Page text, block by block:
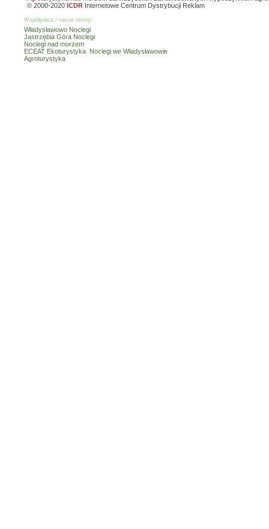
© 2000-2020 ICDR Internetowe Centrum Dystrybucji Reklam
Współpraca / nasze strony:
Władysławowo Noclegi
Jastrzębia Góra Noclegi
Noclegi nad morzem
ECEAT Ekoturystyka Noclegi we Władysławowie
Agroturystyka